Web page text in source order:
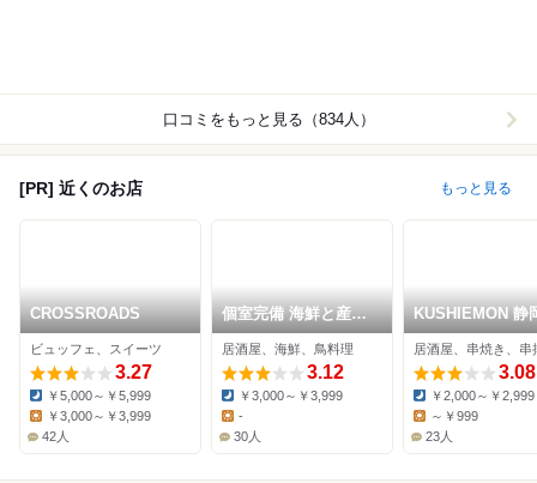
口コミをもっと見る（834人）
[PR] 近くのお店 もっと見る
CROSSROADS
ビュッフェ、スイーツ
3.27
Dinner:
￥5,000～￥5,999
Lunch:
￥3,000～￥3,999
42人
個室完備 海鮮と産地
鶏の炭火焼 鶏菜 静岡
駅前店
居酒屋、海鮮、鳥料理
3.12
Dinner:
￥3,000～￥3,999
Lunch:
-
30人
KUSHIEMON 静
店
居酒屋、串焼き、串
3.08
Dinner:
￥2,000～￥2,999
Lunch:
～￥999
23人